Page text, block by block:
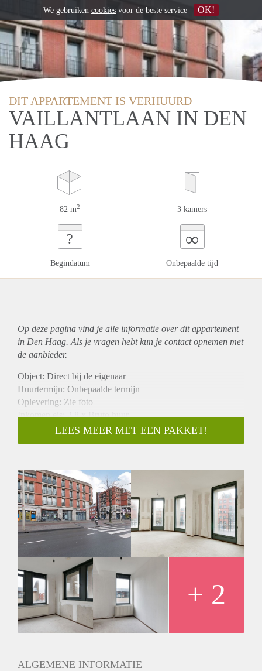
DIT APPARTEMENT IS VERHUURD
VAILLANTLAAN IN DEN
HAAG
82 m2 3 kamers
?
Begindatum
∞
Onbepaalde tijd
Op deze pagina vind je alle informatie over ditappartement
in Den Haag. Als je vragen hebt kun je contact opnemen met
de aanbieder.
Object: Direct bij de eigenaar
Huurtermijn: Onbepaalde termijn
Oplevering: Zie foto
Inkomen eis: 2,8 x Bruto huur
Garantiestelling mogelijk: Ja
Borg: 1 Maand
Huisdieren toegestaan: Afhankelijk van de Eigenaar
Huurtoeslag grens: Nee
Geschikt voor studenten: Afhankelijk van de Eigenaar
LEES MEER MET EEN PAKKET!
+ 2
ALGEMENE INFORMATIE
We gebruiken cookies voor de beste service OK!